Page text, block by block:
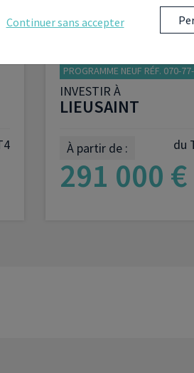
PROGRAMME NEUF RÉF. 070-
INVESTIR À
LIEUSAINT
du
À partir de :
291 000 €
Continuer sans accepter